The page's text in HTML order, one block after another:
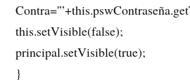
this.setVisible(false);
principal.setVisible(true);
}